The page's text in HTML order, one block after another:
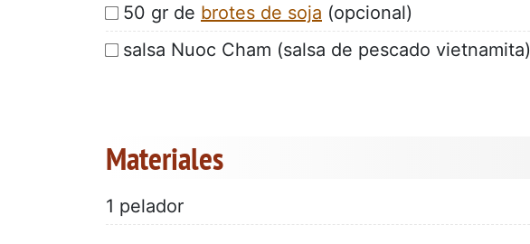
50 gr de brotes de soja (opcional)
salsa Nuoc Cham (salsa de pescado vietnamita)
Materiales
1 pelador